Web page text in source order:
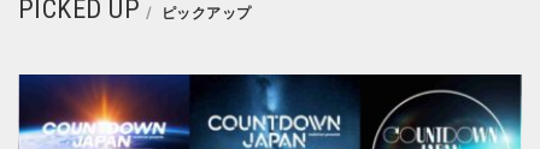
PICKED UP ピックアップ